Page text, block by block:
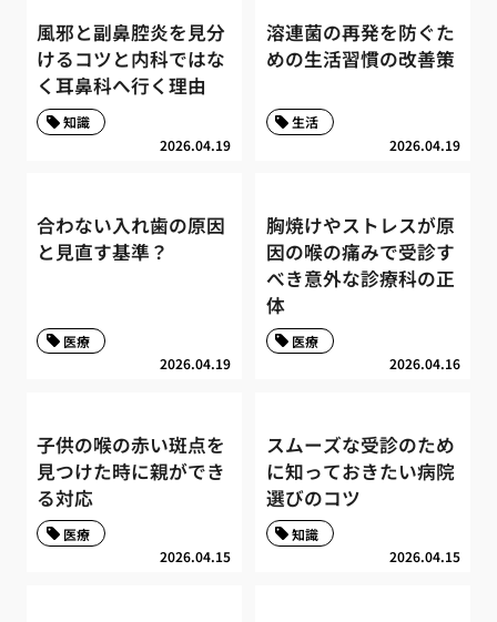
風邪と副鼻腔炎を見分
けるコツと内科ではな
く耳鼻科へ行く理由
2026.04.19
知識
溶連菌の再発を防ぐた
めの生活習慣の改善策
2026.04.19
生活
合わない入れ歯の原因
と見直す基準？
2026.04.19
医療
胸焼けやストレスが原
因の喉の痛みで受診す
べき意外な診療科の正
体
2026.04.16
医療
子供の喉の赤い斑点を
見つけた時に親ができ
る対応
2026.04.15
医療
スムーズな受診のため
に知っておきたい病院
選びのコツ
2026.04.15
知識